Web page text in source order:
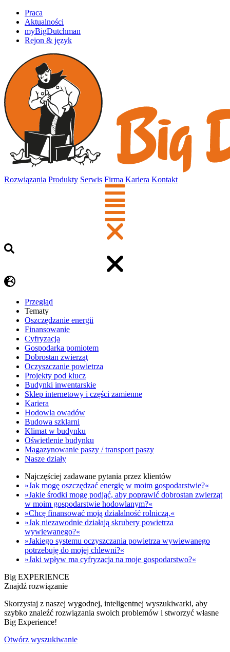
Praca
Aktualności
myBigDutchman
Rejon & język
Rozwiązania Produkty Serwis Firma Kariera Kontakt
Przegląd
Tematy
​Oszczędzanie energii
Finansowanie
Cyfryzacja
Gospodarka pomiotem
Dobrostan zwierząt
Oczyszczanie powietrza
Projekty pod klucz
Budynki inwentarskie
Sklep internetowy i części zamienne
Kariera
Hodowla owadów
Budowa szklarni
Klimat w budynku
Oświetlenie budynku
Magazynowanie paszy / transport paszy
Nasze działy
Najczęściej zadawane pytania przez klientów
»Jak mogę oszczędzać energię w moim gospodarstwie?«
»Jakie środki mogę podjąć, aby poprawić dobrostan zwierząt
w moim gospodarstwie hodowlanym?«
»Chcę finansować moją działalność rolniczą.«
»Jak niezawodnie działają skrubery powietrza
wywiewanego?«
»Jakiego systemu oczyszczania powietrza wywiewanego
potrzebuję do mojej chlewni?«
»Jaki wpływ ma cyfryzacja na moje gospodarstwo?«
Big EXPERIENCE
Znajdź rozwiązanie
Skorzystaj z naszej wygodnej, inteligentnej wyszukiwarki, aby
szybko znaleźć rozwiązania swoich problemów i stworzyć własne
Big Experience!
Otwórz wyszukiwanie